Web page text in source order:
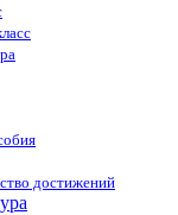
достижений